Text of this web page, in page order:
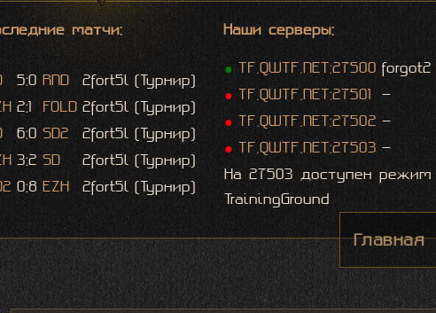
матчи: Наши серверы:
5:0 RND 2fort5l (Турнир)
2:1 FOLD 2fort5l (Турнир)
6:0 SD2 2fort5l (Турнир)
3:2 SD 2fort5l (Турнир)
0:8 EZH 2fort5l (Турнир)
● TF.QWTF.NET:27500 forgot2
● TF.QWTF.NET:27501 -
● TF.QWTF.NET:27502 -
● TF.QWTF.NET:27503 -
На 27503 доступен режим
TrainingGround
Главная